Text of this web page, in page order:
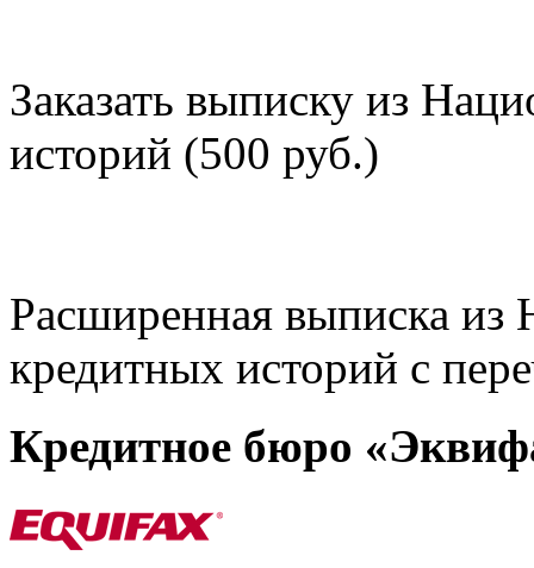
Заказать выписку из
историй (500 руб.)
Расширенная выписка из
кредитных историй с
Кредитное бюро